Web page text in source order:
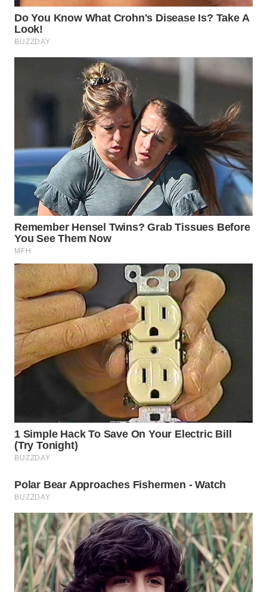
WN
NIAS
WN
SELATAN
WN
TANJUNG
LESUNG
WN
KARO
WN
SIMALUNGUN
WN
LABUHANBATU
WN
WN DELI
SERDANG
TEBING
TINGGI
WN
PAKPAK
WN
KARAWANG